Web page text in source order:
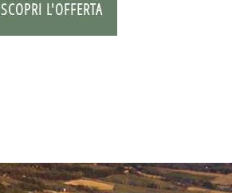
SCOPRI L'OFFERTA